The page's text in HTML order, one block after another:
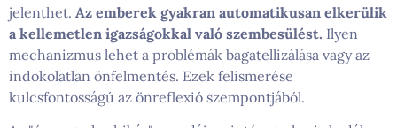
jelenthet. Az emberek gyakran automatikusan elkerülik
a kellemetlen igazságokkal való szembesülést. Ilyen
mechanizmus lehet a problémák bagatellizálása vagy az
indokolatlan önfelmentés. Ezek felismerése
kulcsfontosságú az önreflexió szempontjából.